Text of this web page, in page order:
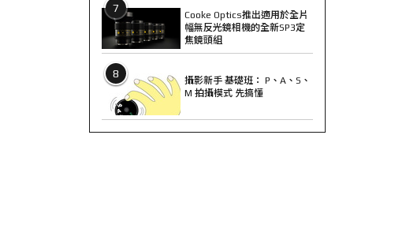
7
Cooke Optics推出適用於全片
幅無反光鏡相機的全新SP3定
焦鏡頭組
8
攝影新手 基礎班： P、A、S、
M 拍攝模式 先搞懂